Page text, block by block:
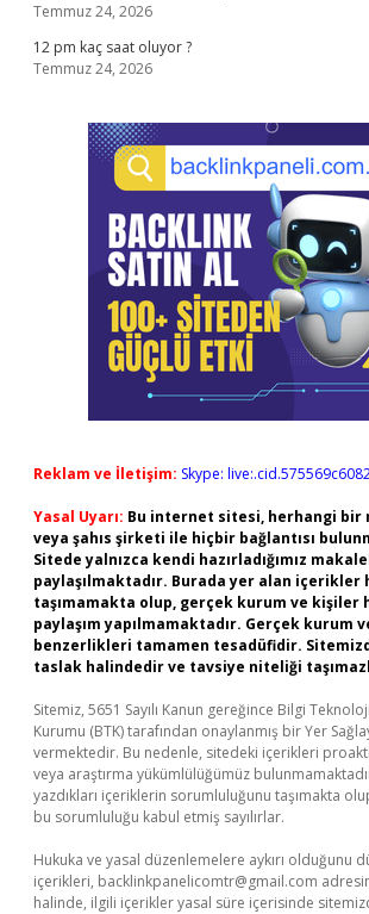
Temmuz 24, 2026
12 pm kaç saat oluyor ?
Temmuz 24, 2026
Reklam ve İletişim: Skype:
Yasal Uyarı: Bu internet sitesi, herhangi bir
veya şahıs şirketi ile hiçbir bağlantısı
Sitede yalnızca kendi hazırladığımız
paylaşılmaktadır. Burada yer alan içerikler
taşımamakta olup, gerçek kurum ve kişiler
paylaşım yapılmamaktadır. Gerçek kurum
benzerlikleri tamamen tesadüfidir.
taslak halindedir ve tavsiye niteliği
Sitemiz, 5651 Sayılı Kanun gereğince Bilgi
Kurumu (BTK) tarafından onaylanmış bir Yer
vermektedir. Bu nedenle, sitedeki içerikleri
veya araştırma yükümlülüğümüz
yazdıkları içeriklerin sorumluluğunu taşımakta
bu sorumluluğu kabul etmiş sayılırlar.
Hukuka ve yasal düzenlemelere aykırı olduğunu
içerikleri, backlinkpanelicomtr@gmail.com
halinde, ilgili içerikler yasal süre içerisinde